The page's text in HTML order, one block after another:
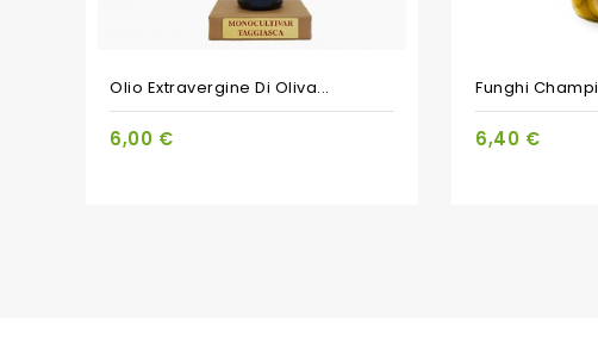
Olio Extravergine Di Oliva...
6,00 €
Funghi
6,40 €